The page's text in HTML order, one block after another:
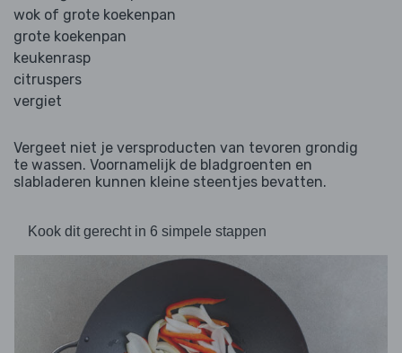
wok of grote koekenpan
grote koekenpan
keukenrasp
citruspers
vergiet
Vergeet niet je versproducten van tevoren grondig
te wassen. Voornamelijk de bladgroenten en
slabladeren kunnen kleine steentjes bevatten.
Kook dit gerecht in 6 simpele stappen